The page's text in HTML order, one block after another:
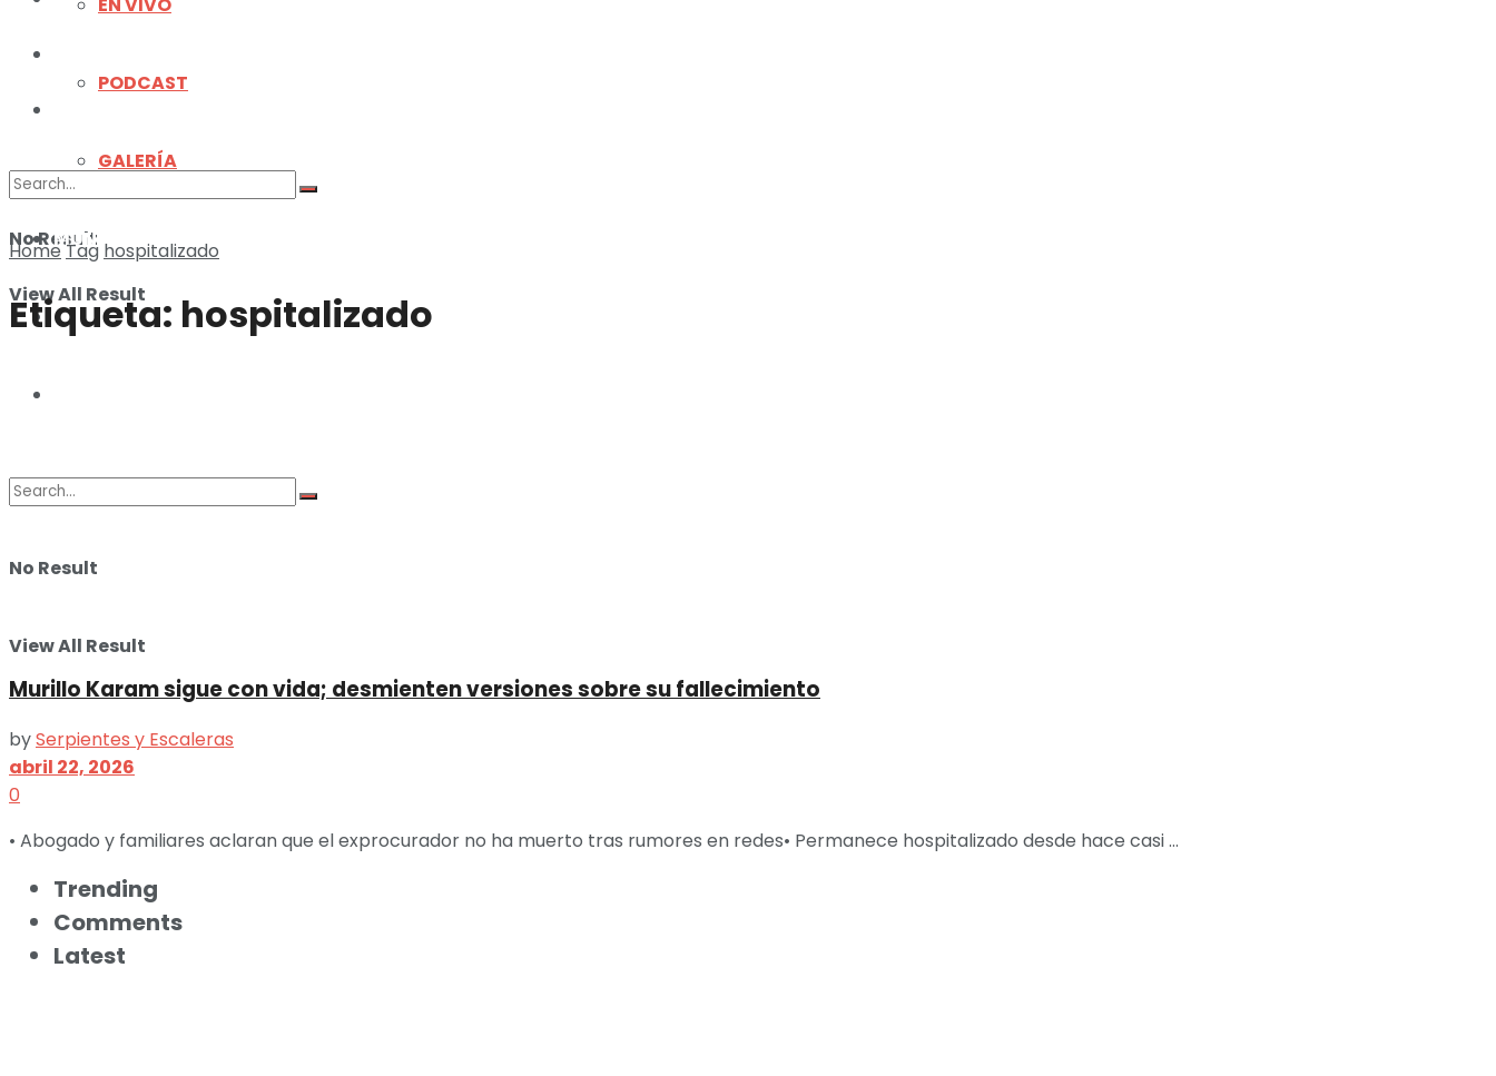
No Result
View All Result
PODCAST
GALERÍA
MUNDO
ILUSTRACIONES
No Result
View All Result
Home Tag hospitalizado
Etiqueta: hospitalizado
Murillo Karam sigue con vida; desmienten versiones sobre su fallecimiento
bySerpientes y Escaleras
abril 22, 2026
0
• Abogado y familiares aclaran que el exprocurador no ha muerto tras rumores en redes• Permanece hospitalizado desde hace casi ...
Trending
Comments
Latest